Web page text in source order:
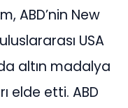
ABD’nin New
USA
altın madalya
elde etti. ABD